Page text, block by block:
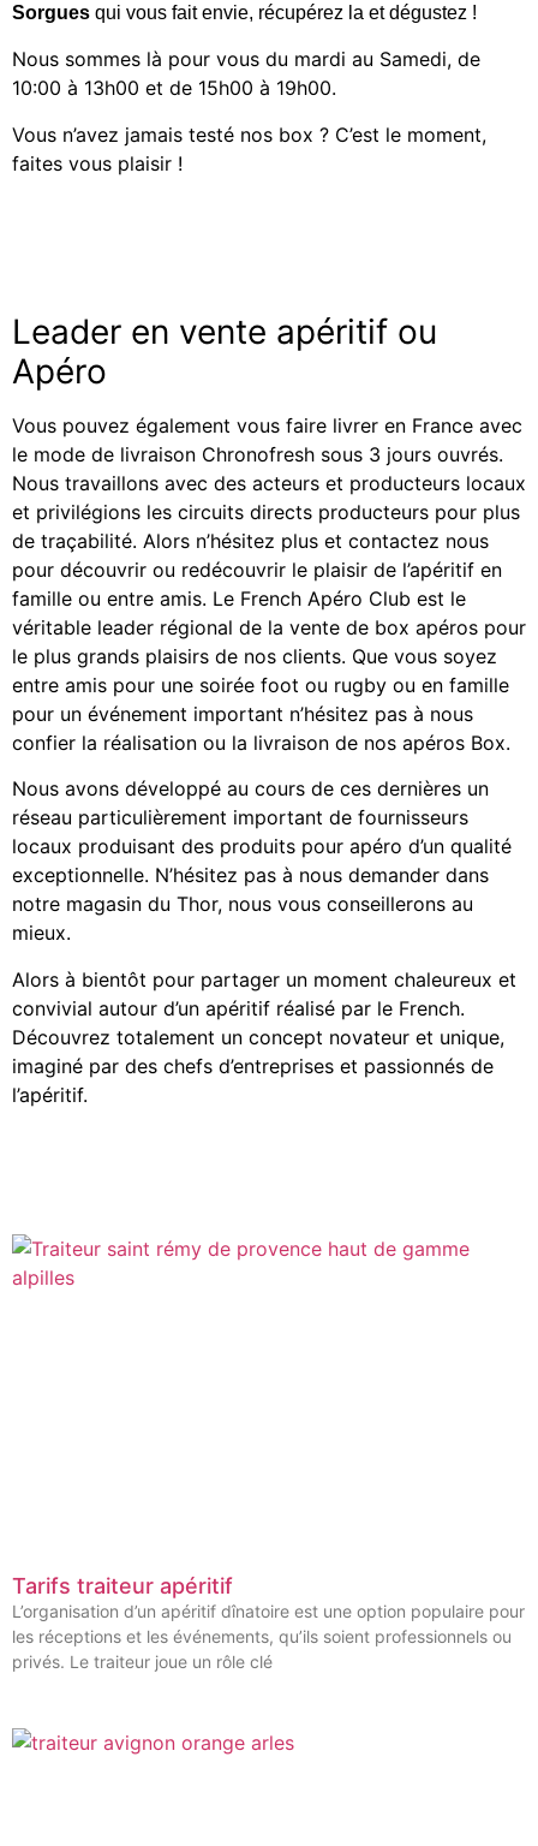
Sorgues qui vous fait envie, récupérez la et dégustez !
Nous sommes là pour vous du mardi au Samedi, de
10:00 à 13h00 et de 15h00 à 19h00.
Vous n’avez jamais testé nos box ? C’est le moment,
faites vous plaisir !
Leader en vente apéritif ou
Apéro
Vous pouvez également vous faire livrer en France avec
le mode de livraison Chronofresh sous 3 jours ouvrés.
Nous travaillons avec des acteurs et producteurs locaux
et privilégions les circuits directs producteurs pour plus
de traçabilité. Alors n’hésitez plus et contactez nous
pour découvrir ou redécouvrir le plaisir de l’apéritif en
famille ou entre amis. Le French Apéro Club est le
véritable leader régional de la vente de box apéros pour
le plus grands plaisirs de nos clients. Que vous soyez
entre amis pour une soirée foot ou rugby ou en famille
pour un événement important n’hésitez pas à nous
confier la réalisation ou la livraison de nos apéros Box.
Nous avons développé au cours de ces dernières un
réseau particulièrement important de fournisseurs
locaux produisant des produits pour apéro d’un qualité
exceptionnelle. N’hésitez pas à nous demander dans
notre magasin du Thor, nous vous conseillerons au
mieux.
Alors à bientôt pour partager un moment chaleureux et
convivial autour d’un apéritif réalisé par le French.
Découvrez totalement un concept novateur et unique,
imaginé par des chefs d’entreprises et passionnés de
l’apéritif.
Tarifs traiteur apéritif
L’organisation d’un apéritif dînatoire est une option populaire pour
les réceptions et les événements, qu’ils soient professionnels ou
privés. Le traiteur joue un rôle clé